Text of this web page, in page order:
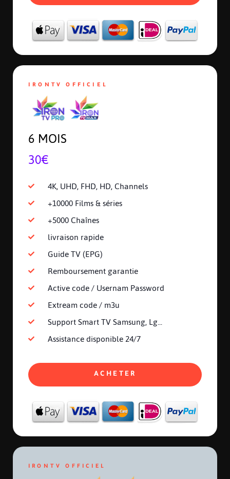
IRONTV OFFICIEL
6 MOIS
30€
4K, UHD, FHD, HD, Channels
+10000 Films & séries
+5000 Chaînes
livraison rapide
Guide TV (EPG)
Remboursement garantie
Active code / Usernam Password
Extream code / m3u
Support Smart TV Samsung, Lg...
Assistance disponible 24/7
ACHETER
IRONTV OFFICIEL